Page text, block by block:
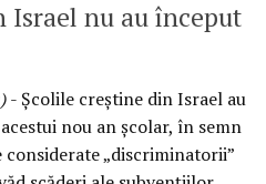
Israel nu au început
- Școlile creștine din Israel au
nou an școlar, în semn
„discriminatorii”